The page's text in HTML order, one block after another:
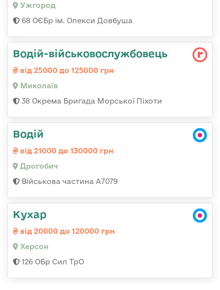
Ужгород
68 ОЄБр ім. Олекси Довбуша
Водій-військовослужбовець
від 25000 до 125000 грн
Миколаїв
38 Окрема Бригада Морської Піхоти
Водій
від 21000 до 130000 грн
Дрогобич
Військова частина А7079
Кухар
від 20000 до 120000 грн
Херсон
126 ОБр Сил ТрО